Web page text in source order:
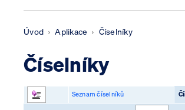
Úvod Aplikace Číselníky
Číselníky
Seznam číselníků